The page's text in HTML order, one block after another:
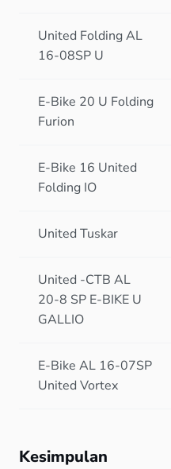
United Folding AL
16-08SP U
E-Bike 20 U Folding
Furion
E-Bike 16 United
Folding IO
United Tuskar
United -CTB AL
20-8 SP E-BIKE U
GALLIO
E-Bike AL 16-07SP
United Vortex
Kesimpulan